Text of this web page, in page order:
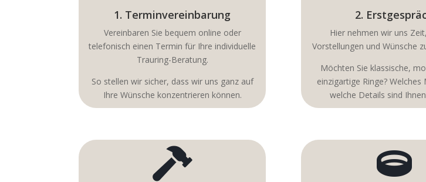
1. Terminvereinbarung
Vereinbaren Sie bequem online oder
telefonisch einen Termin für Ihre individuelle
Trauring-Beratung.
So stellen wir sicher, dass wir uns ganz auf
Ihre Wünsche konzentrieren können.
2.
Hier nehmen wir uns
Vorstellungen und Wünsche
Möchten Sie klassische,
einzigartige Ringe? Welches
welche Details sind
 